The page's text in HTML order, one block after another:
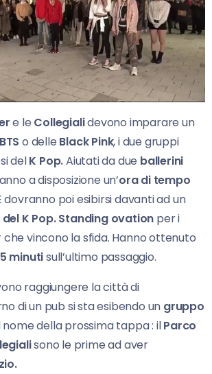
e le Collegialidevono imparare un
BTS o delle Black Pink, i due gruppi
delK Pop.Aiutati da due ballerini
a disposizione un’ora di tempo
poi esibirsi davanti ad un
K Pop. Standing ovation per i
che vincono la sfida. Hanno ottenuto
minutisull’ultimo passaggio.
raggiungere la città di
di un pub si sta esibendo un gruppo
della prossima tappa : ilParco
sono le prime ad aver